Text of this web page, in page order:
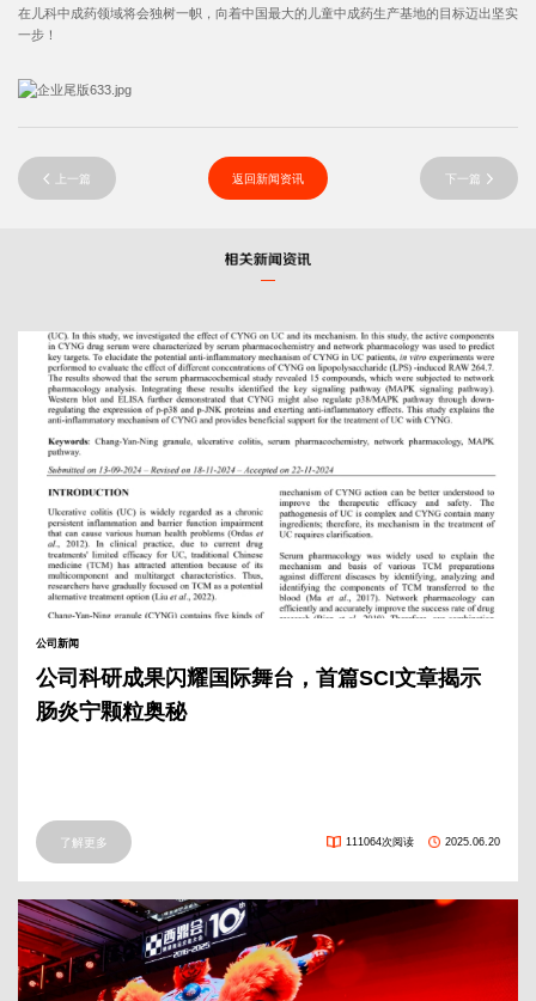
在儿科中成药领域将会独树一帜，向着中国最大的儿童中成药生产基地的目标迈出坚实
一步！
上一篇 返回新闻资讯 下一篇
公司新闻
公司科研成果闪耀国际舞台，首篇SCI文章揭示
肠炎宁颗粒奥秘
了解更多 111064次阅读 2025.06.20